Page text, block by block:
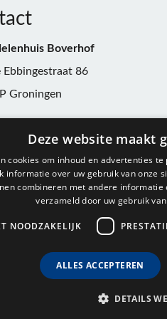
Boverhof
Ebbingestraat 86
Groningen
Deze website maakt
cookies om inhoud en advertenties
informatie over uw gebruik van onze
combineren met andere
verzameld door uw gebruik
NOODZAKELIJK
ALLES ACCEPTEREN
DETAILS